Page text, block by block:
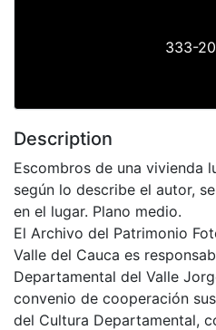
333-
Description
Escombros de una vivienda
según lo describe el autor,
en el lugar. Plano medio.
El Archivo del Patrimonio
Valle del Cauca es
Departamental del Valle
convenio de cooperación
del Cultura Departamental,